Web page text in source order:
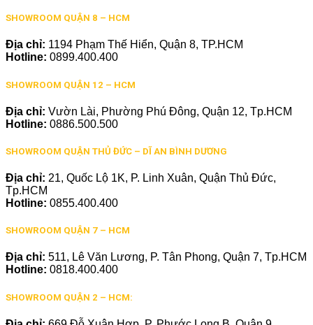
SHOWROOM QUẬN 8 – HCM
Địa chỉ: 1194 Phạm Thế Hiển, Quận 8, TP.HCM
Hotline: 0899.400.400
SHOWROOM QUẬN 12 – HCM
Địa chỉ: Vườn Lài, Phường Phú Đông, Quận 12, Tp.HCM
Hotline: 0886.500.500
SHOWROOM QUẬN THỦ ĐỨC – DĨ AN BÌNH DƯƠNG
Địa chỉ: 21, Quốc Lộ 1K, P. Linh Xuân, Quận Thủ Đức,
Tp.HCM
Hotline: 0855.400.400
SHOWROOM QUẬN 7 – HCM
Địa chỉ: 511, Lê Văn Lương, P. Tân Phong, Quận 7, Tp.HCM
Hotline: 0818.400.400
SHOWROOM QUẬN 2 – HCM: